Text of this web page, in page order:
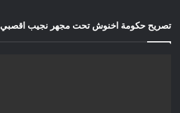
تصريح حكومة اخنوش تحت مجهر نجيب اقصبي